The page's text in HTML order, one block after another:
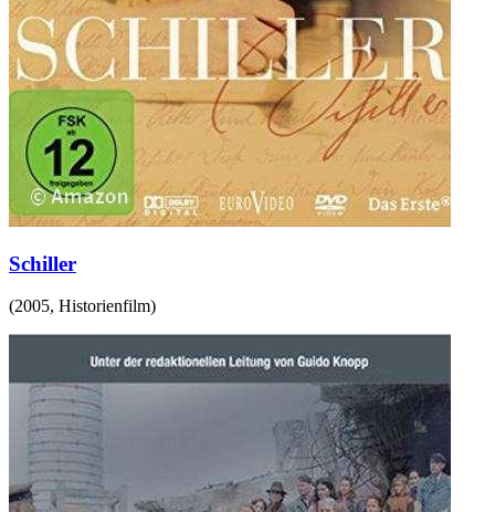
Schiller
(2005, Historienfilm)